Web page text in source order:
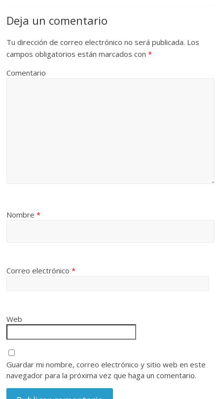
Deja un comentario
Tu dirección de correo electrónico no será publicada. Los
campos obligatorios están marcados con*
Comentario
Nombre*
Correo electrónico*
Web
Guardar mi nombre, correo electrónico y sitio web en este
navegador para la próxima vez que haga un comentario.